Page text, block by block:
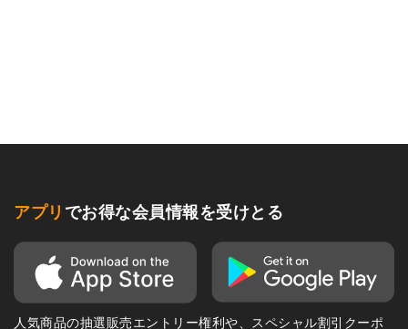
アプリ でお得な会員情報を受けとる
人気商品の抽選販売エントリー権利や、スペシャル割引クーポ